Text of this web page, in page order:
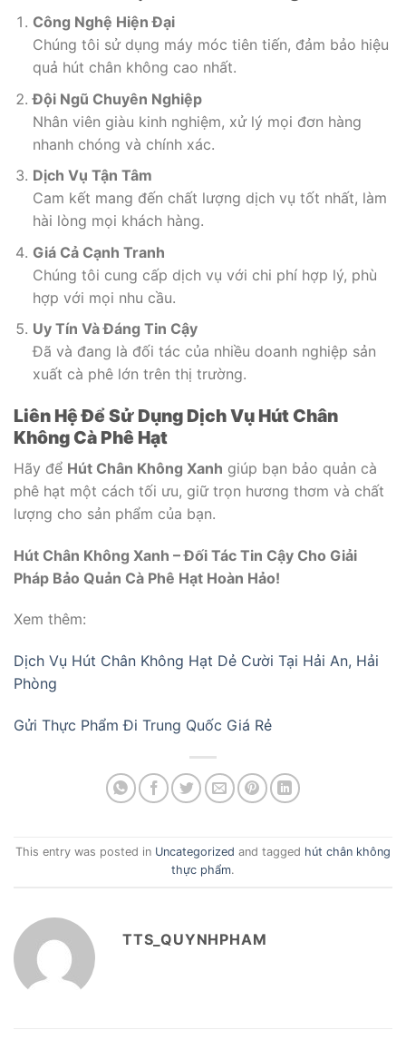
Công Nghệ Hiện Đại
Chúng tôi sử dụng máy móc tiên tiến, đảm bảo hiệu
quả hút chân không cao nhất.
Đội Ngũ Chuyên Nghiệp
Nhân viên giàu kinh nghiệm, xử lý mọi đơn hàng
nhanh chóng và chính xác.
Dịch Vụ Tận Tâm
Cam kết mang đến chất lượng dịch vụ tốt nhất, làm
hài lòng mọi khách hàng.
Giá Cả Cạnh Tranh
Chúng tôi cung cấp dịch vụ với chi phí hợp lý, phù
hợp với mọi nhu cầu.
Uy Tín Và Đáng Tin Cậy
Đã và đang là đối tác của nhiều doanh nghiệp sản
xuất cà phê lớn trên thị trường.
Liên Hệ Để Sử Dụng Dịch Vụ Hút Chân
Không Cà Phê Hạt
Hãy để Hút Chân Không Xanh giúp bạn bảo quản cà
phê hạt một cách tối ưu, giữ trọn hương thơm và chất
lượng cho sản phẩm của bạn.
Hút Chân Không Xanh – Đối Tác Tin Cậy Cho Giải
Pháp Bảo Quản Cà Phê Hạt Hoàn Hảo!
Xem thêm:
Dịch Vụ Hút Chân Không Hạt Dẻ Cười Tại Hải An, Hải
Phòng
Gửi Thực Phẩm Đi Trung Quốc Giá Rẻ
This entry was posted in Uncategorized and tagged hút chân không
thực phẩm.
TTS_QUYNHPHAM